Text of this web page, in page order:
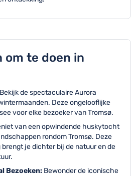
om te doen in
Bekijk de spectaculaire Aurora
Deze ongelooflijke
voor elke bezoeker van Tromsø.
van een opwindende huskytocht
rondom Tromsø. Deze
je dichter bij de natuur en de
Bezoeken: Bewonder de iconische